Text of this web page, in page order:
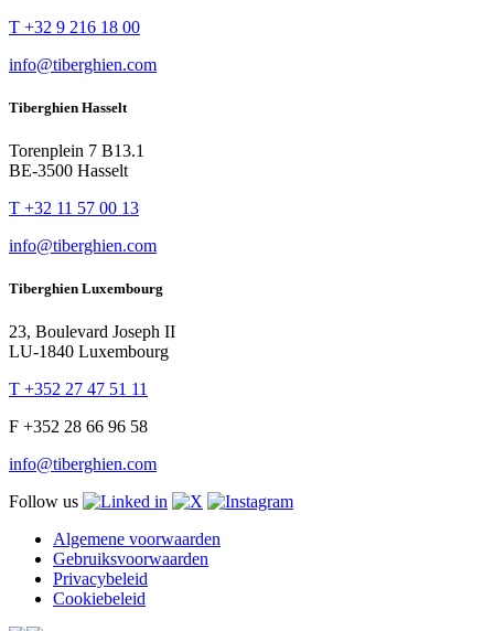
T +32 9 216 18 00
info@tiberghien.com
Tiberghien Hasselt
Torenplein 7 B13.1
BE-3500 Hasselt
T +32 11 57 00 13
info@tiberghien.com
Tiberghien Luxembourg
23, Boulevard Joseph II
LU-1840 Luxembourg
T +352 27 47 51 11
F +352 28 66 96 58
info@tiberghien.com
Follow us
Algemene voorwaarden
Gebruiksvoorwaarden
Privacybeleid
Cookiebeleid